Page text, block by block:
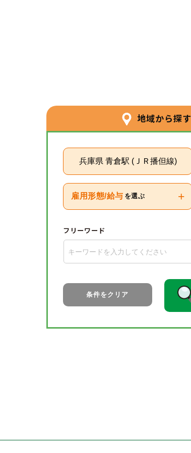
地域から探す
兵庫県 青倉駅 (ＪＲ播但線)
雇用形態/給与 を選ぶ +
フリーワード
条件をクリア